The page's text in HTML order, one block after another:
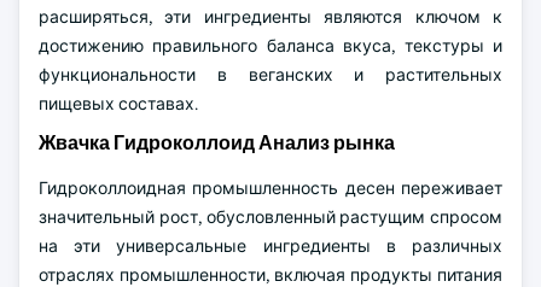
расширяться, эти ингредиенты являются ключом к
достижению правильного баланса вкуса, текстуры и
функциональности в веганских и растительных
пищевых составах.
Жвачка Гидроколлоид Анализ рынка
Гидроколлоидная промышленность десен переживает
значительный рост, обусловленный растущим спросом
на эти универсальные ингредиенты в различных
отраслях промышленности, включая продукты питания